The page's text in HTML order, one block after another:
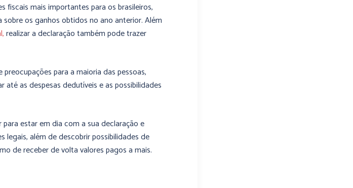
fiscais mais importantes para os brasileiros,
os ganhos obtidos no ano anterior. Além
realizar a declaração também pode trazer
para a maioria das pessoas,
as despesas dedutíveis e as possibilidades
estar em dia com a sua declaração e
além de descobrir possibilidades de
de receber de volta valores pagos a mais.